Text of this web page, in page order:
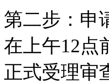
第二步：申
在上午12点
正式受理审